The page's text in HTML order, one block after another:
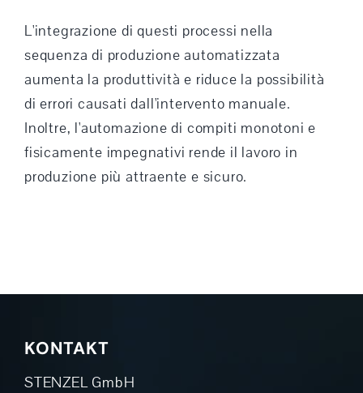
L'integrazione di questi processi nella
sequenza di produzione automatizzata
aumenta la produttività e riduce la possibilità
di errori causati dall'intervento manuale.
Inoltre, l'automazione di compiti monotoni e
fisicamente impegnativi rende il lavoro in
produzione più attraente e sicuro.
KONTAKT
STENZEL GmbH